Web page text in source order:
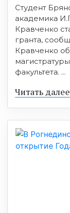
Студент
академика
Кравченко
гранта,
Кравченко
факультета. ...
Читать далее